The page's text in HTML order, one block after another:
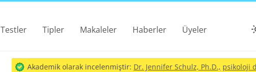
Testler Tipler Makaleler Haberler Üyeler
Akademik olarak incelenmiştir: Dr. Jennifer Schulz, Ph.D., psikoloji